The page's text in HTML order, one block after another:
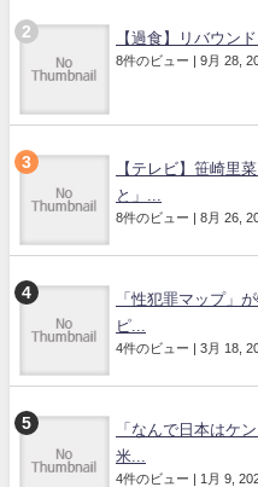
【過食】リバウン
8件のビュー | 9月 28,
【テレビ】笹崎里
と」...
8件のビュー | 8月 26,
「性犯罪マップ」
ピ...
4件のビュー | 3月 18,
「なんで日本はケ
米...
4件のビュー | 1月 9,